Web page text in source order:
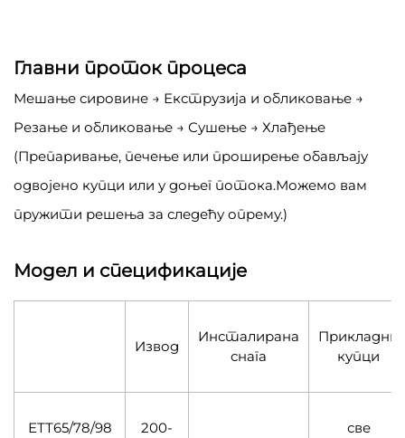
Главни проток процеса
Мешање сировине → Екструзија и обликовање →
Резање и обликовање → Сушење → Хлађење
(Препаривање, печење или проширење обављају
одвојено купци или у доњег потока.Можемо вам
пружити решења за следећу опрему.)
Модел и спецификације
Извод
Инсталирана
снага
Прикладни
купци
ЕТТ65/78/98
200-
све